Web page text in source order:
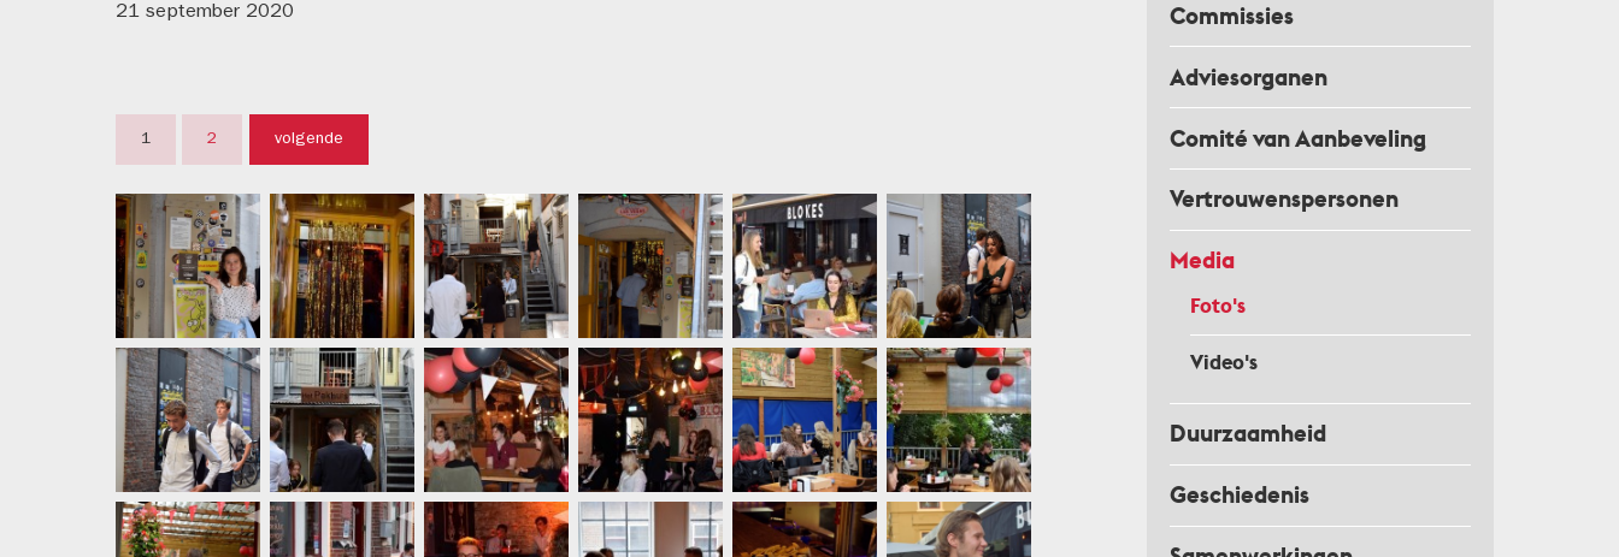
Commissies
Adviesorganen
Comité van Aanbeveling
Vertrouwenspersonen
Media
Foto's
Video's
Duurzaamheid
Geschiedenis
21 september 2020
1 2 volgende